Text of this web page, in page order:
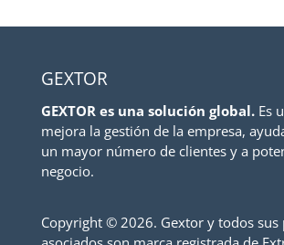
GEXTOR
GEXTOR es una solución global.Es
mejora la gestión de la empresa,
un mayor número de clientes y a
negocio.
Copyright © 2026. Gextor y todos sus